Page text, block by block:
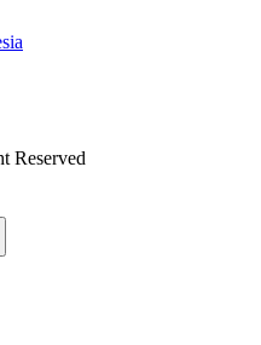
Reserved